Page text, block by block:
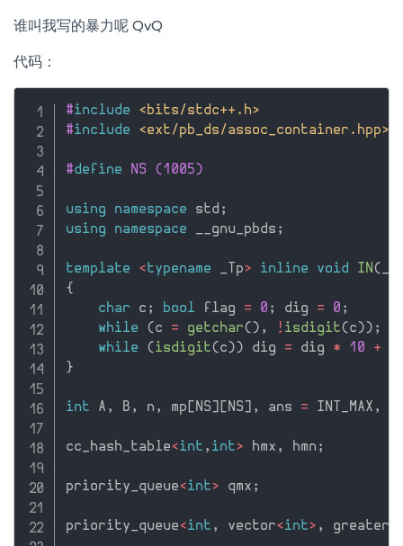
谁叫我写的暴力呢 QvQ
代码：
#include
<bits/stdc++.h>
#include <ext/pb_ds/assoc_container.hpp>
#define NS (1005)
using namespace std ;
using
namespace __gnu_pbds ;
template <typename _Tp> inline void IN (
{
char c ; bool flag = 0 ; dig = 0 ;
while
( c = getchar( ) , ! isdigit( c ) ) ;
while
( isdigit( c ) ) dig = dig * 10 +
}
int A , B , n , mp NS NS , ans = INT_MAX ,
cc_hash_table<int , int> hmx , hmn ;
priority_queue<int> qmx ;
priority_queue<int , vector<int> , greater